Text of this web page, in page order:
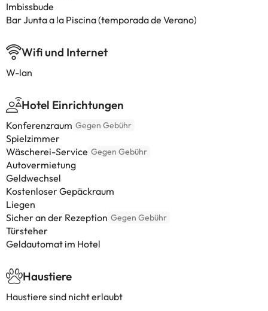
Imbissbude
Bar Junta a la Piscina (temporada de Verano)
Wifi und Internet
W-lan
Hotel Einrichtungen
Konferenzraum Gegen Gebühr
Spielzimmer
Wäscherei-Service Gegen Gebühr
Autovermietung
Geldwechsel
Kostenloser Gepäckraum
Liegen
Sicher an der Rezeption Gegen Gebühr
Türsteher
Geldautomat im Hotel
Haustiere
Haustiere sind nicht erlaubt